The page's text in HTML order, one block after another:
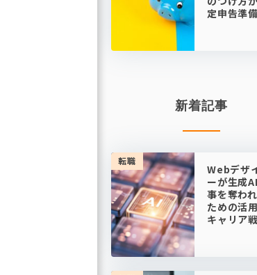
定申告準
新着記事
転職
Webデザ
ーが生成
事を奪わ
ための活
キャリア